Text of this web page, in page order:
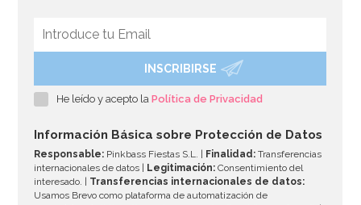
Pack de 5 cajitas para palomitas violetas y blancas
AÑADIR
INSCRIBIRSE
He leído y acepto laPolítica de Privacidad
Información Básica sobre Protección de Datos
Responsable: Pinkbass Fiestas S.L. | Finalidad: Transferencias
internacionales de datos |
Legitimación: Consentimiento del
interesado. | Transferencias internacionales de datos:
Usamos Brevo como plataforma de automatización de